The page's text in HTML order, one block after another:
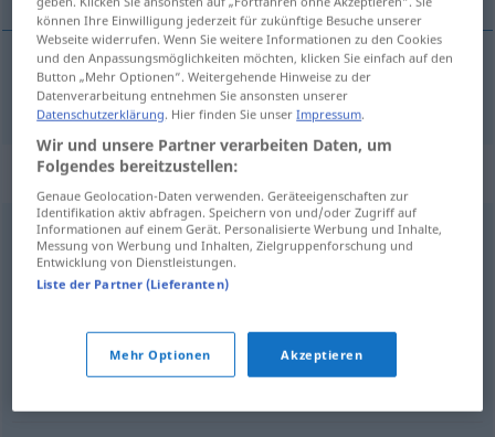
heulen aullar
Synonyme für "aullar"
ladrar
ulular,berrear, gritar,mugir
können Ihre Einwilligung jederzeit für zukünftige Besuche unserer
Webseite widerrufen. Wenn Sie weitere Informationen zu den Cookies
und den Anpassungsmöglichkeiten möchten, klicken Sie einfach auf den
Button „Mehr Optionen“. Weitergehende Hinweise zu der
Datenverarbeitung entnehmen Sie ansonsten unserer
Datenschutzerklärung. Hier finden Sie unserImpressum.
Wir und unsere Partner verarbeiten Daten, um
Folgendes bereitzustellen:
Genaue Geolocation-Daten verwenden. Geräteeigenschaften zur
Identifikation aktiv abfragen. Speichern von und/oder Zugriff auf
Informationen auf einem Gerät. Personalisierte Werbung und Inhalte,
Messung von Werbung und Inhalten, Zielgruppenforschung und
Entwicklung von Dienstleistungen.
Liste der Partner (Lieferanten)
Mehr Optionen Akzeptieren